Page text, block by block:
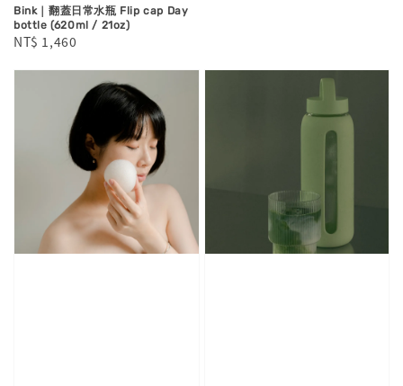
Bink｜翻蓋日常水瓶 Flip cap Day
bottle (620ml / 21oz)
Regular
NT$ 1,460